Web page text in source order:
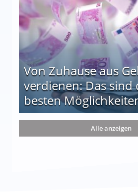
Von Zuhause aus
verdienen: Das sind
besten
die 15 besten Möglichkeiten
Alle anzeigen